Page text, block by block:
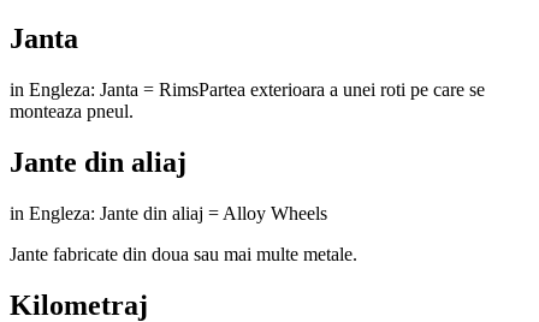
Janta
in Engleza: Janta = RimsPartea exterioara a unei roti pe care se
monteaza pneul.
Jante din aliaj
in Engleza: Jante din aliaj = Alloy Wheels
Jante fabricate din doua sau mai multe metale.
Kilometraj